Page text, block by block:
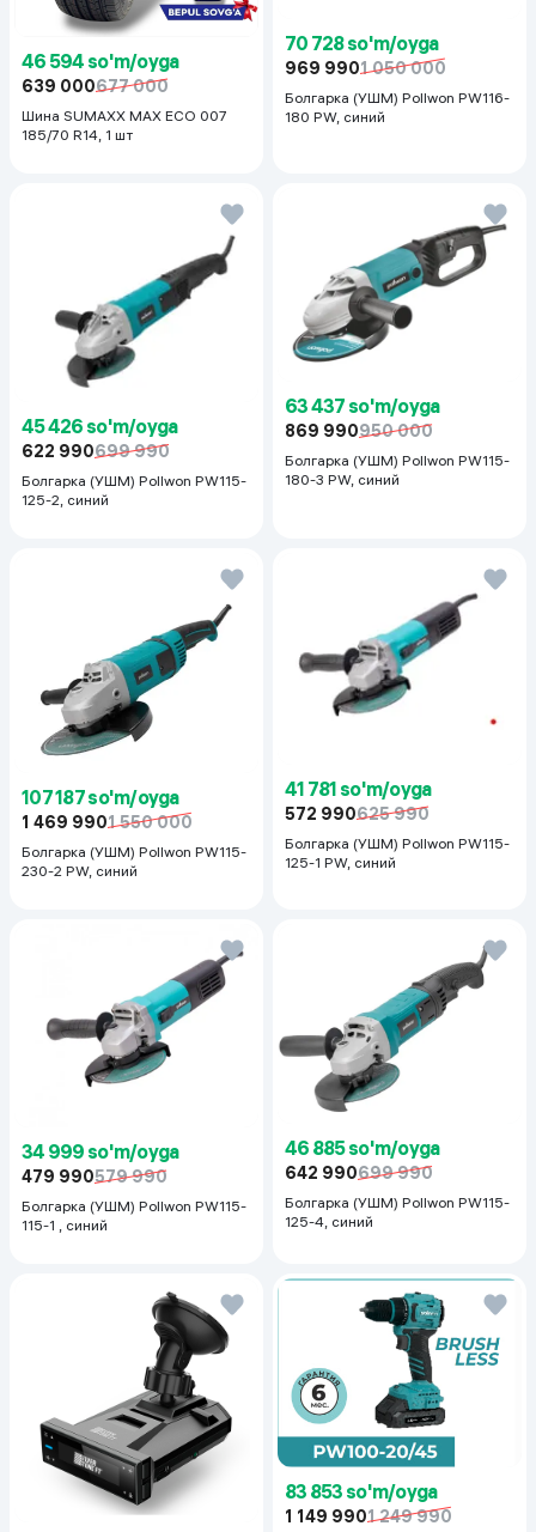
46 594 so'm/oyga
639 000677 000
Шина SUMAXX MAX ECO 007
185/70 R14, 1 шт
70 728 so'm/oyga
969 9901 050 000
Болгарка (УШМ) Pollwon PW116-
180 PW, синий
45 426 so'm/oyga
622 990699 990
Болгарка (УШМ) Pollwon PW115-
125-2, синий
63 437 so'm/oyga
869 990950 000
Болгарка (УШМ) Pollwon PW115-
180-3 PW, синий
107 187 so'm/oyga
1 469 9901 550 000
Болгарка (УШМ) Pollwon PW115-
230-2 PW, синий
41 781 so'm/oyga
572 990625 990
Болгарка (УШМ) Pollwon PW115-
125-1 PW, синий
34 999 so'm/oyga
479 990579 990
Болгарка (УШМ) Pollwon PW115-
115-1 , синий
46 885 so'm/oyga
642 990699 990
Болгарка (УШМ) Pollwon PW115-
125-4, синий
83 853 so'm/oyga
1 149 9901 249 990